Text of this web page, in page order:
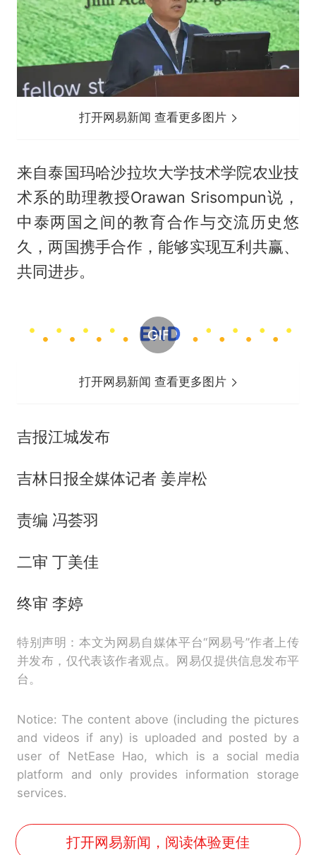
打开网易新闻 查看更多图片
来自泰国玛哈沙拉坎大学技术学院农业技
术系的助理教授Orawan Srisompun说，
中泰两国之间的教育合作与交流历史悠
久，两国携手合作，能够实现互利共赢、
共同进步。
打开网易新闻 查看更多图片
吉报江城发布
吉林日报全媒体记者 姜岸松
责编 冯荟羽
二审 丁美佳
终审 李婷
特别声明：本文为网易自媒体平台“网易号”作者上传
并发布，仅代表该作者观点。网易仅提供信息发布平
台。
Notice: The content above (including the pictures
and videos if any) is uploaded and posted by a
user of NetEase Hao, which is a social media
platform and only provides information storage
services.
打开网易新闻，阅读体验更佳